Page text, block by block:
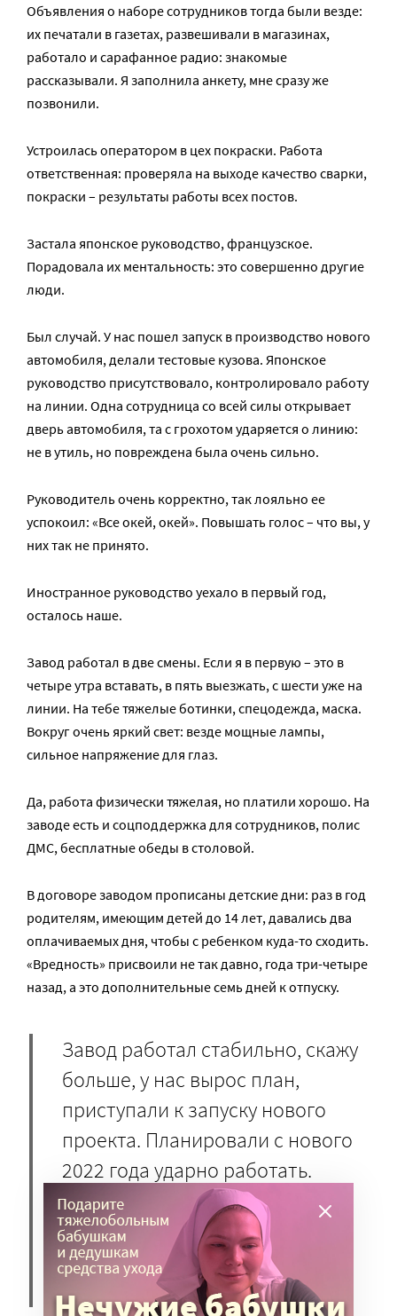
Объявления о наборе сотрудников тогда были везде:
их печатали в газетах, развешивали в магазинах,
работало и сарафанное радио: знакомые
рассказывали. Я заполнила анкету, мне сразу же
позвонили.
Устроилась оператором в цех покраски. Работа
ответственная: проверяла на выходе качество сварки,
покраски – результаты работы всех постов.
Застала японское руководство, французское.
Порадовала их ментальность: это совершенно другие
люди.
Был случай. У нас пошел запуск в производство нового
автомобиля, делали тестовые кузова. Японское
руководство присутствовало, контролировало работу
на линии. Одна сотрудница со всей силы открывает
дверь автомобиля, та с грохотом ударяется о линию:
не в утиль, но повреждена была очень сильно.
Руководитель очень корректно, так лояльно ее
успокоил: «Все окей, окей». Повышать голос – что вы, у
них так не принято.
Иностранное руководство уехало в первый год,
осталось наше.
Завод работал в две смены. Если я в первую – это в
четыре утра вставать, в пять выезжать, с шести уже на
линии. На тебе тяжелые ботинки, спецодежда, маска.
Вокруг очень яркий свет: везде мощные лампы,
сильное напряжение для глаз.
Да, работа физически тяжелая, но платили хорошо. На
заводе есть и соцподдержка для сотрудников, полис
ДМС, бесплатные обеды в столовой.
В договоре заводом прописаны детские дни: раз в год
родителям, имеющим детей до 14 лет, давались два
оплачиваемых дня, чтобы с ребенком куда-то сходить.
«Вредность» присвоили не так давно, года три-четыре
назад, а это дополнительные семь дней к отпуску.
Завод работал стабильно, скажу
больше, у нас вырос план,
приступали к запуску нового
проекта. Планировали с нового
2022 года ударно работать.
Потом начались проблемы с
комплектующими. С апреля уже
встал весь завод. Нас посадили
на 2/3 от среднего заработка.